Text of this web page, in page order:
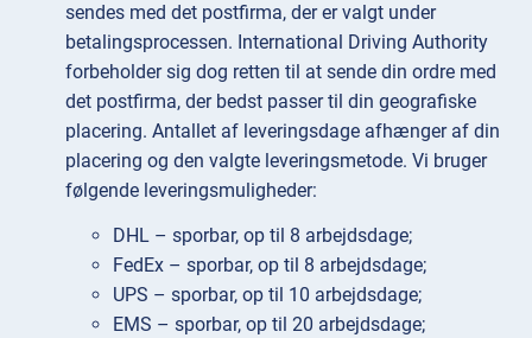
sendes med det postfirma, der er valgt under
betalingsprocessen. International Driving Authority
forbeholder sig dog retten til at sende din ordre med
det postfirma, der bedst passer til din geografiske
placering. Antallet af leveringsdage afhænger af din
placering og den valgte leveringsmetode. Vi bruger
følgende leveringsmuligheder:
DHL – sporbar, op til 8 arbejdsdage;
FedEx – sporbar, op til 8 arbejdsdage;
UPS – sporbar, op til 10 arbejdsdage;
EMS – sporbar, op til 20 arbejdsdage;